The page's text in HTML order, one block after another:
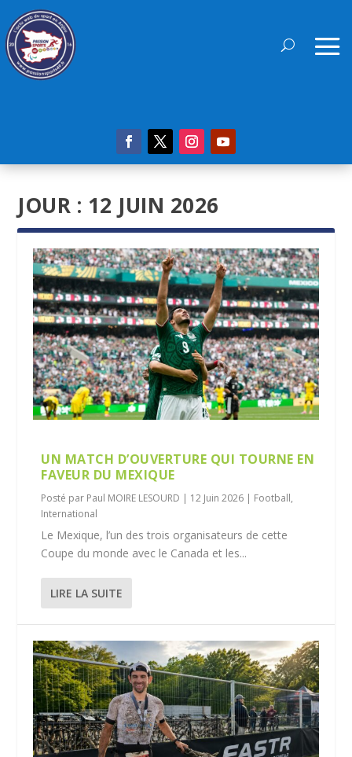
JOUR : 12 JUIN 2026
UN MATCH D’OUVERTURE QUI TOURNE EN
FAVEUR DU MEXIQUE
Posté par Paul MOIRE LESOURD | 12 Juin 2026 | Football,
International
Le Mexique, l’un des trois organisateurs de cette
Coupe du monde avec le Canada et les...
LIRE LA SUITE